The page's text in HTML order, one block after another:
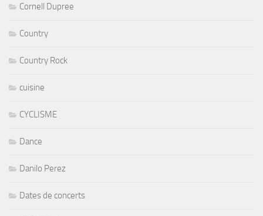
Cornell Dupree
Country
Country Rock
cuisine
CYCLISME
Dance
Danilo Perez
Dates de concerts